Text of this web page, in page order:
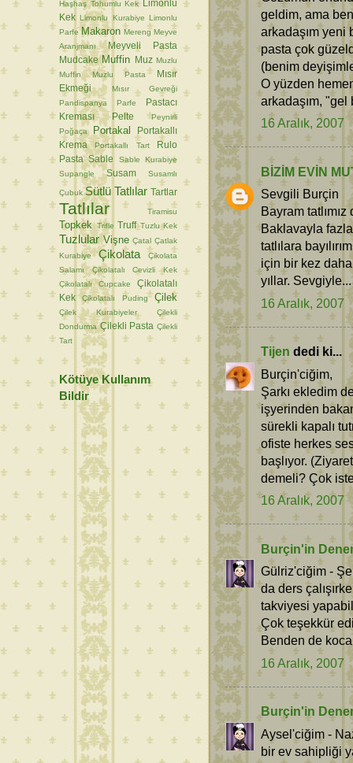
geldim, ama
arkadaşım yeni
pasta çok
(benim
O yüzden
arkadaşım,
16 Aralık, 2007
BİZİM EVİN
Sevgili Burçin
Bayram
Baklavayla
tatlılara
için bir kez
yıllar. Sevgiyle...
16 Aralık, 2007
Tijen dedi ki...
Burçin'ciğim,
Şarkı ekledim
işyerinden
sürekli kapalı
ofiste herkes
başlıyor.
demeli? Çok
16 Aralık, 2007
Burçin'in
Gülriz'ciğim -
da ders
takviyesi
Çok teşekkür
Benden de
16 Aralık, 2007
Burçin'in
Aysel'ciğim -
bir ev sahipliği
Haşhaş Tohumlu Kek
Limonlu
Kek Limonlu Kurabiye Limonlu
Parfe Makaron Mereng Meyve
Aranjmanı
Meyveli Pasta
Mudcake Muffin Muz Muzlu
Muffin
Muzlu Pasta
Mısır
Ekmeği
Mısır Gevreği
Pandispanya
Parfe
Pastacı
Kreması
Pelte
Peynirli
Poğaça
Portakal
Portakallı
Krema
Portakallı Tart
Rulo
Pasta Sable
Sable Kurabiye
Supangle
Susam Susamlı
Çubuk Sütlü Tatlılar Tartlar
Tatlılar Tiramisu
Topkek Trifle Truff Tuzlu Kek
Tuzlular Vişne Çatal Çatlak
Kurabiye
Çikolata
Çikolata
Salamı
Çikolatalı Cevizli Kek
Çikolatalı Cupcake
Çikolatalı
Kek
Çikolatalı Puding Çilek
Çilek Kurabiyeler
Çilekli
Dondurma Çilekli Pasta Çilekli
Tart
Kötüye Kullanım
Bildir